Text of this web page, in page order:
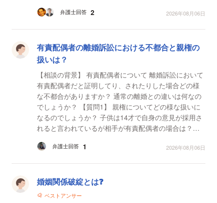
弁護士回答 2 2026年08月06日
有責配偶者の離婚訴訟における不都合と親権の
扱いは？
【相談の背景】 有責配偶者について 離婚訴訟において
有責配偶者だと証明してり、されたりした場合どの様
な不都合がありますか？ 通常の離婚との違いは何なの
でしょうか？ 【質問1】 親権についてどの様な扱いに
なるのでしょうか？ 子供は14才で自身の意見が採用さ
れると言われているが相手が有責配偶者の場合は？
弁護士回答 1 2026年08月06日
婚姻関係破綻とは❓️
ベストアンサー